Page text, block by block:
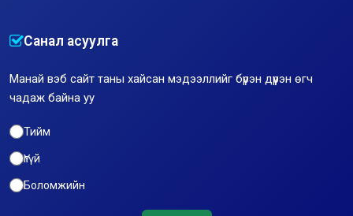
Санал асуулга
Манай вэб сайт таны хайсан мэдээллийг бүрэн дүүрэн өгч
чадаж байна уу
Тийм
Үгүй
Боломжийн